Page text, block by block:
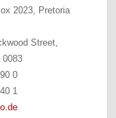
2023, Pretoria
Street,
0083
0
1